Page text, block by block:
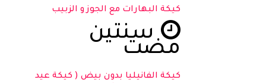
كيكة البهارات مع الجوز و الزبيب
سنتين
مضت
كيكة الفانيليا بدون بيض ( كيكة عيد